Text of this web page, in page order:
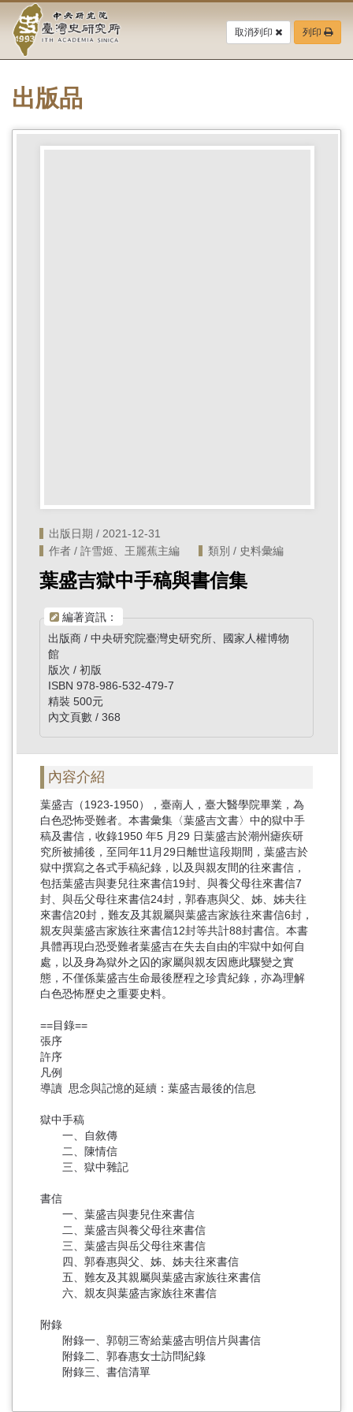
要
中
央
研
究
院-
取消列印 列印
出版品
出版日期 / 2021-12-31
作者 / 許雪姬、王麗蕉主編
類別 / 史料彙編
葉盛吉獄中手稿與書信集
編著資訊：
出版商 / 中央研究院臺灣史研究所、國家人權博物
館
版次 / 初版
ISBN 978-986-532-479-7
精裝 500元
內文頁數 / 368
內容介紹
葉盛吉（1923-1950），臺南人，臺大醫學院畢業，為
白色恐怖受難者。本書彙集〈葉盛吉文書〉中的獄中手
稿及書信，收錄1950 年5 月29 日葉盛吉於潮州瘧疾研
究所被捕後，至同年11月29日離世這段期間，葉盛吉於
獄中撰寫之各式手稿紀錄，以及與親友間的往來書信，
包括葉盛吉與妻兒往來書信19封、與養父母往來書信7
封、與岳父母往來書信24封，郭春惠與父、姊、姊夫往
來書信20封，難友及其親屬與葉盛吉家族往來書信6封，
親友與葉盛吉家族往來書信12封等共計88封書信。本書
具體再現白恐受難者葉盛吉在失去自由的牢獄中如何自
處，以及身為獄外之囚的家屬與親友因應此驟變之實
態，不僅係葉盛吉生命最後歷程之珍貴紀錄，亦為理解
白色恐怖歷史之重要史料。
==目錄==
張序
許序
凡例
導讀 思念與記憶的延續：葉盛吉最後的信息
獄中手稿
一、自敘傳
二、陳情信
三、獄中雜記
書信
一、葉盛吉與妻兒住來書信
二、葉盛吉與養父母往來書信
三、葉盛吉與岳父母往來書信
四、郭春惠與父、姊、姊夫往來書信
五、難友及其親屬與葉盛吉家族往來書信
六、親友與葉盛吉家族往來書信
附錄
附錄一、郭朝三寄給葉盛吉明信片與書信
附錄二、郭春惠女士訪問紀錄
附錄三、書信清單